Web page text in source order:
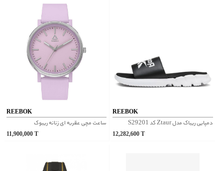
REEBOK
ساعت مچی عقربه ای زنانه ریبوک
11,900,000
REEBOK
دمپایی ریباک مدل Ztaur کد S29201
12,282,600